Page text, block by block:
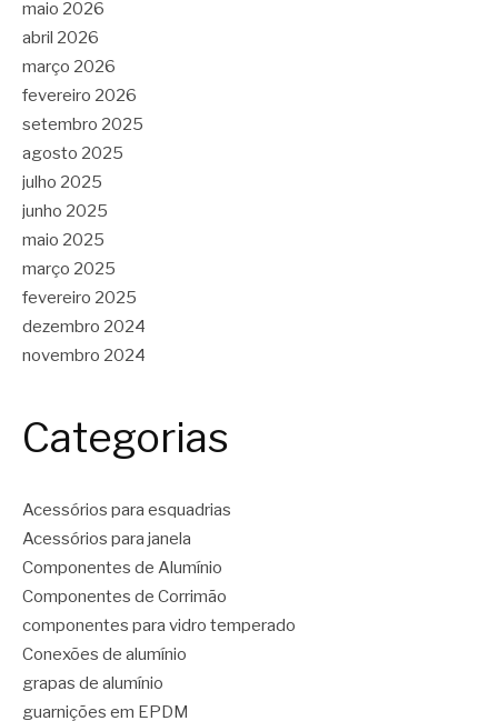
maio 2026
abril 2026
março 2026
fevereiro 2026
setembro 2025
agosto 2025
julho 2025
junho 2025
maio 2025
março 2025
fevereiro 2025
dezembro 2024
novembro 2024
Categorias
Acessórios para esquadrias
Acessórios para janela
Componentes de Alumínio
Componentes de Corrimão
componentes para vidro temperado
Conexões de alumínio
grapas de alumínio
guarnições em EPDM